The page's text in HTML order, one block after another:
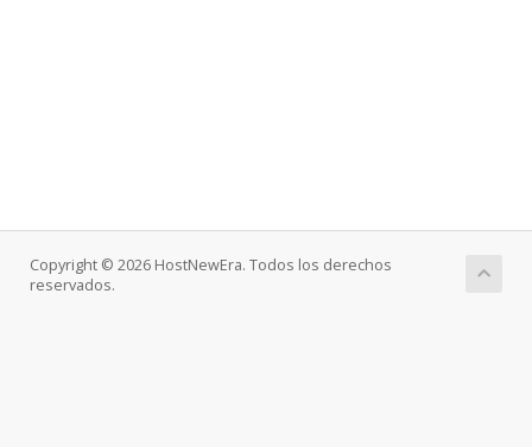
Copyright © 2026 HostNewEra. Todos los derechos
reservados.